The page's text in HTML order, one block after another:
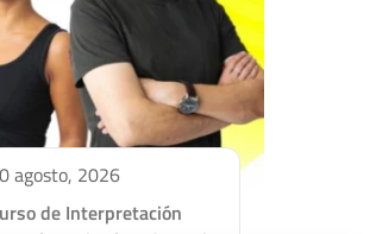
agosto, 2026
de Interpretación